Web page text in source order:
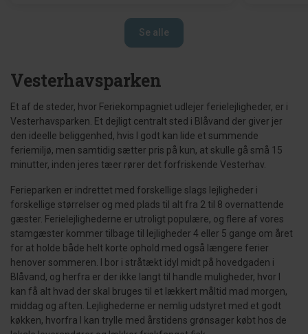
Se alle
Vesterhavsparken
Et af de steder, hvor Feriekompagniet udlejer ferielejligheder, er i
Vesterhavsparken. Et dejligt centralt sted i Blåvand der giver jer
den ideelle beliggenhed, hvis I godt kan lide et summende
feriemiljø, men samtidig sætter pris på kun, at skulle gå små 15
minutter, inden jeres tæer rører det forfriskende Vesterhav.
Ferieparken er indrettet med forskellige slags lejligheder i
forskellige størrelser og med plads til alt fra 2 til 8 overnattende
gæster. Ferielejlighederne er utroligt populære, og flere af vores
stamgæster kommer tilbage til lejligheder 4 eller 5 gange om året
for at holde både helt korte ophold med også længere ferier
henover sommeren. I bor i stråtækt idyl midt på hovedgaden i
Blåvand, og herfra er der ikke langt til handle muligheder, hvor I
kan få alt hvad der skal bruges til et lækkert måltid mad morgen,
middag og aften. Lejlighederne er nemlig udstyret med et godt
køkken, hvorfra I kan trylle med årstidens grønsager købt hos de